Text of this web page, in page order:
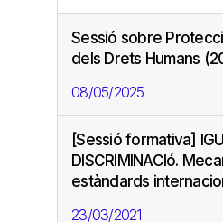
Sessió sobre
dels Drets Humans
08/05/2025
[Sessió formativa]
DISCRIMINACIó.
estàndards
23/03/2021